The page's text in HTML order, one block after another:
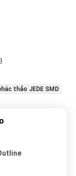
thảo JEDE SMD